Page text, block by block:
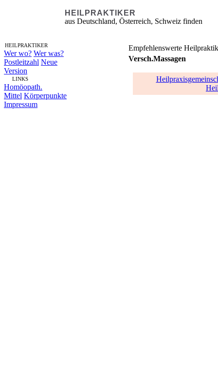
HEILPRAKTIKER
aus Deutschland, Österreich, Schweiz finden
HEILPRAKTIKER
Wer wo? Wer was?
Postleitzahl Neue
Version
LINKS
Homöopath.
Mittel Körperpunkte
Impressum
Empfehlenswerte
Versch.Massagen